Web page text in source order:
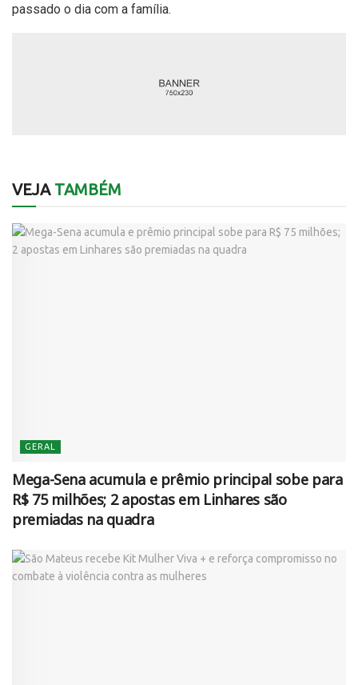
passado o dia com a família.
VEJATAMBÉM
GERAL
Mega-Sena acumula e prêmio principal sobe para
R$ 75 milhões; 2 apostas em Linhares são
premiadas na quadra